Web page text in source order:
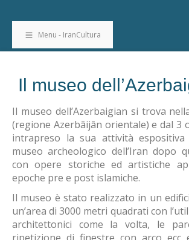
Menu - IranCultura
Il museo
Il museo dell’Azerbaigian si trova
(regione Azerbāijān orientale) e dal 3
intrapreso la sua attività espositiva
museo archeologico dell’Iran dopo
con opere storiche ed artistiche
epoche pre e post islamiche.
Il museo è stato realizzato in un
un’area di 3000 metri quadrati con
architettonici come la volta, le